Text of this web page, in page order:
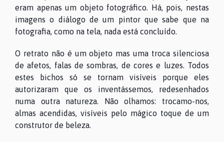
eram apenas um objeto fotográfico. Há, pois, nestas
imagens o diálogo de um pintor que sabe que na
fotografia, como na tela, nada está concluído.
O retrato não é um objeto mas uma troca silenciosa
de afetos, falas de sombras, de cores e luzes. Todos
estes bichos só se tornam visíveis porque eles
autorizaram que os inventássemos, redesenhados
numa outra natureza. Não olhamos: trocamo-nos,
almas acendidas, visíveis pelo mágico toque de um
construtor de beleza.